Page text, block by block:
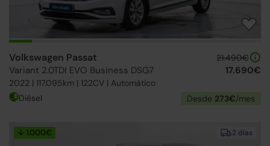
Volkswagen Passat
Variant 2.0TDI EVO Business DSG7
2022 | 117.095km | 122CV | Automático
21.490€
17.690€
Diésel Desde 273€/mes
2 días
↓ 1.000€